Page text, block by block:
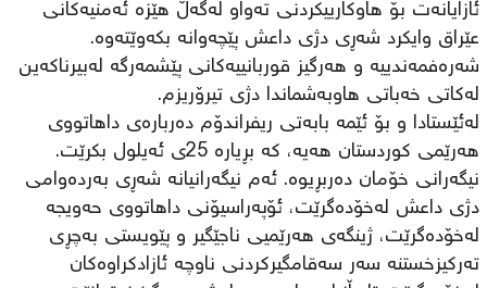
ئازایانەت بۆ هاوکارییکردنی تەواو لەگەڵ هێزە ئەمنیەکانی
عێراق وایکرد شەڕی دژی داعش پێچەوانە بکەوێتەوە.
شەرەفمەندییە و هەرگیز قوربانییەکانی پێشمەرگە لەبیرناکەین
لەکاتی خەباتی هاوبەشماندا دژی تیرۆریزم.
لەئێستادا و بۆ ئێمە بابەتی ریفراندۆم دەربارەی داهاتووی
هەرێمی کوردستان هەیە، کە بڕیارە 25ی ئەیلول بکرێت.
نیگەرانی خۆمان دەربڕیوە. ئەم نیگەرانیانە شەڕی بەردەوامی
دژی داعش لەخۆدەگرێت، ئۆپەراسیۆنی داهاتووی حەویجە
لەخۆدەگرێت، ژینگەی هەرێمیی ناجێگیر و پێویستی بەچڕی
تەرکیزخستنە سەر سەقامگیرکردنی ناوچە ئازادکراوەکان